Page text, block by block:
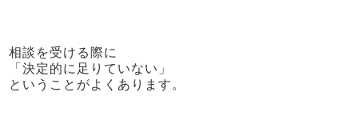
相談を受ける際に
「決定的に足りていない」
ということがよくあります。